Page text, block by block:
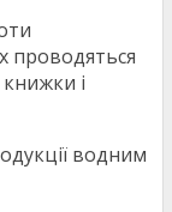
проводяться
і
водним